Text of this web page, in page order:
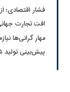
فشار اقتصادی؛
افت تجارت
مهار گرانی‌ها
پیش‌بینی تولید ۹۵‌هزارتن تخم‌مرغ در مرداد